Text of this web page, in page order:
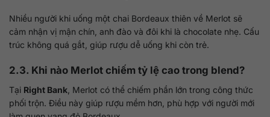
Nhiều người khi uống một chai Bordeaux thiên về Merlot sẽ
cảm nhận vị mận chín, anh đào và đôi khi là chocolate nhẹ. Cấu
trúc không quá gắt, giúp rượu dễ uống khi còn trẻ.
2.3. Khi nào Merlot chiếm tỷ lệ cao trong blend?
Tại Right Bank , Merlot có thể chiếm phần lớn trong công thức
phối trộn. Điều này giúp rượu mềm hơn, phù hợp với người mới